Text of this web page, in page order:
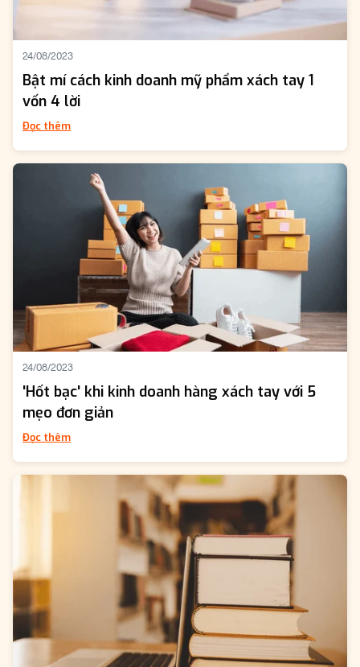
24/08/2023
Bật mí cách kinh doanh mỹ phẩm xách tay 1
vốn 4 lời
Đọc thêm
24/08/2023
'Hốt bạc' khi kinh doanh hàng xách tay với 5
mẹo đơn giản
Đọc thêm